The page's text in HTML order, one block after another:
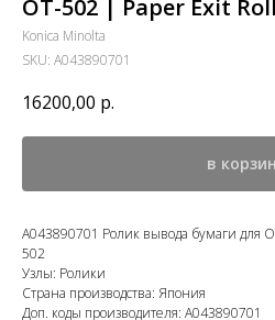
OT-502 | Paper Exit
Konica Minolta
SKU: A043890701
16200,00 р.
в
A043890701 Ролик вывода бумаги для
502
Узлы: Ролики
Страна производства: Япония
Доп. коды производителя: A043890701